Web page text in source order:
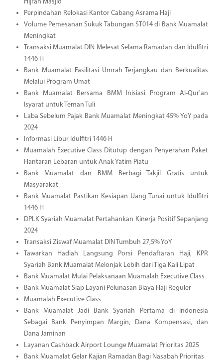
Hijrah Masjid
Perpindahan Relokasi Kantor Cabang Asrama Haji
Volume Pemesanan Sukuk Tabungan ST014 di Bank Muamalat
Meningkat
Transaksi Muamalat DIN Melesat Selama Ramadan dan Idulfitri
1446 H
Bank Muamalat Fasilitasi Umrah Terjangkau dan Berkualitas
Melalui Program Umat
Bank Muamalat Bersama BMM Inisiasi Program Al-Qur'an
Isyarat untuk Teman Tuli
Laba Sebelum Pajak Bank Muamalat Meningkat 45% YoY pada
2024
Informasi Libur Idulfitri 1446 H
Muamalah Executive Class Ditutup dengan Penyerahan Paket
Hantaran Lebaran untuk Anak Yatim Piatu
Bank Muamalat dan BMM Berbagi Takjil Gratis untuk
Masyarakat
Bank Muamalat Pastikan Kesiapan Uang Tunai untuk Idulfitri
1446 H
DPLK Syariah Muamalat Pertahankan Kinerja Positif Sepanjang
2024
Transaksi Ziswaf Muamalat DIN Tumbuh 27,5% YoY
Tawarkan Hadiah Langsung Porsi Pendaftaran Haji, KPR
Syariah Bank Muamalat Melonjak Lebih dari Tiga Kali Lipat
Bank Muamalat Mulai Pelaksanaan Muamalah Executive Class
Bank Muamalat Siap Layani Pelunasan Biaya Haji Reguler
Muamalah Executive Class
Bank Muamalat Jadi Bank Syariah Pertama di Indonesia
Sebagai Bank Penyimpan Margin, Dana Kompensasi, dan
Dana Jaminan
Layanan Cashback Airport Lounge Muamalat Prioritas 2025
Bank Muamalat Gelar Kajian Ramadan Bagi Nasabah Prioritas